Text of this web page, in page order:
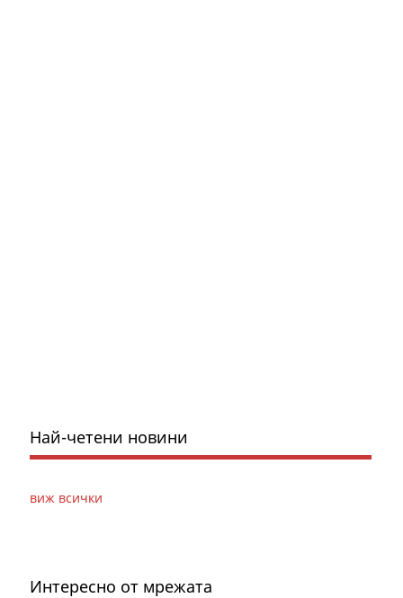
Най-четени новини
виж всички
Интересно от мрежата